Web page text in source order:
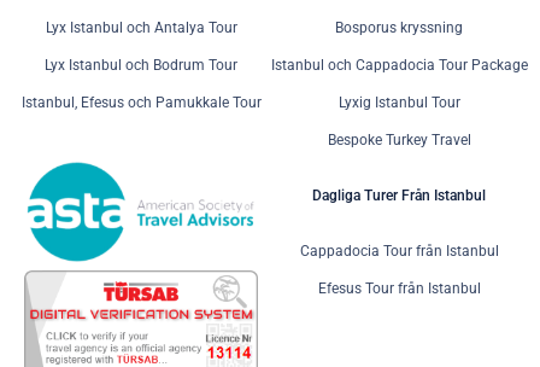
Lyx Istanbul och Antalya Tour
Lyx Istanbul och Bodrum Tour
Istanbul, Efesus och Pamukkale Tour
Bosporus kryssning
Istanbul och Cappadocia Tour Package
Lyxig Istanbul Tour
Bespoke Turkey Travel
Dagliga Turer Från Istanbul
Cappadocia Tour från Istanbul
Efesus Tour från Istanbul